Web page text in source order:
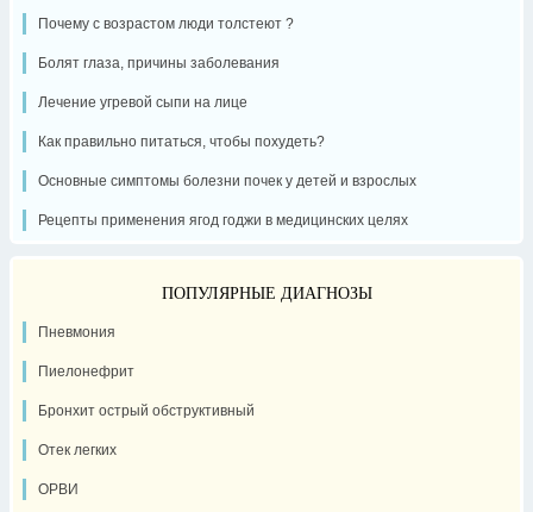
Почему с возрастом люди толстеют ?
Болят глаза, причины заболевания
Лечение угревой сыпи на лице
Как правильно питаться, чтобы похудеть?
Основные симптомы болезни почек у детей и взрослых
Рецепты применения ягод годжи в медицинских целях
ПОПУЛЯРНЫЕ ДИАГНОЗЫ
Пневмония
Пиелонефрит
Бронхит острый обструктивный
Отек легких
ОРВИ